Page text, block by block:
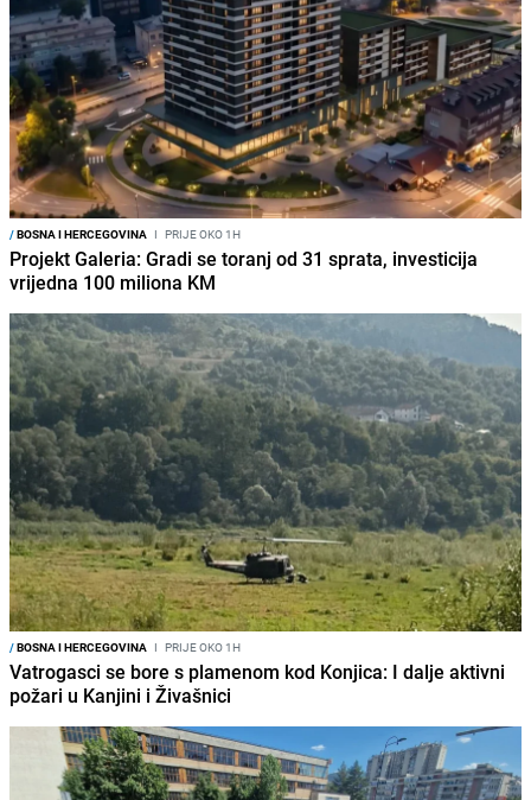
/BOSNA I HERCEGOVINA I PRIJE OKO 1H
Projekt Galeria: Gradi se toranj od 31 sprata, investicija
vrijedna 100 miliona KM
/BOSNA I HERCEGOVINA I PRIJE OKO 1H
Vatrogasci se bore s plamenom kod Konjica: I dalje aktivni
požari u Kanjini i Živašnici